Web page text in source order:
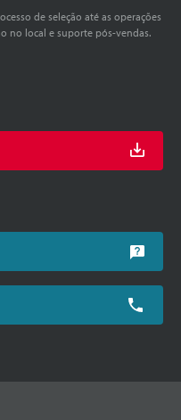
de seleção até as operações
no local e suporte pós-vendas.